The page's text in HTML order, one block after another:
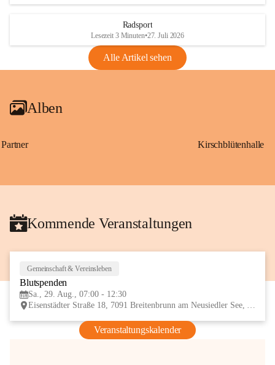
1 Seite•1,4 MB
VBl. EU Nr. 18_2026
Radsport
Lesezeit 3 Minuten•27. Juli 2026
Alle Artikel sehen
Alben
Partner Kirschblütenhalle
Kommende Veranstaltungen
Gemeinschaft & Vereinsleben
Blutspenden
Sa., 29. Aug., 07:00 - 12:30
Eisenstädter Straße 18, 7091 Breitenbrunn am Neusiedler See, AUT
Veranstaltungskalender